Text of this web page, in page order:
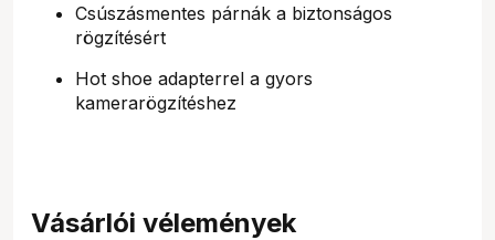
Csúszásmentes párnák a biztonságos
rögzítésért
Hot shoe adapterrel a gyors
kamerarögzítéshez
Vásárlói vélemények